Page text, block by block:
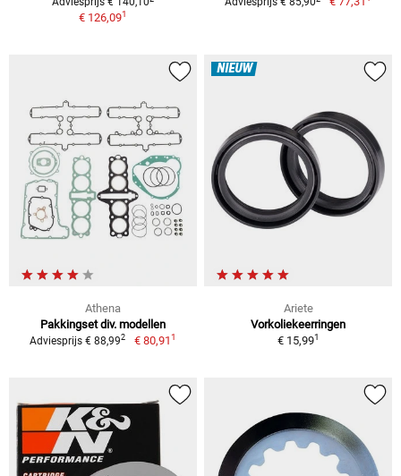
€ 126,091
Athena
Pakkingset div. modellen
Adviesprijs € 88,992 € 80,911
NIEUW
Ariete
Vorkoliekeerringen
€ 15,991